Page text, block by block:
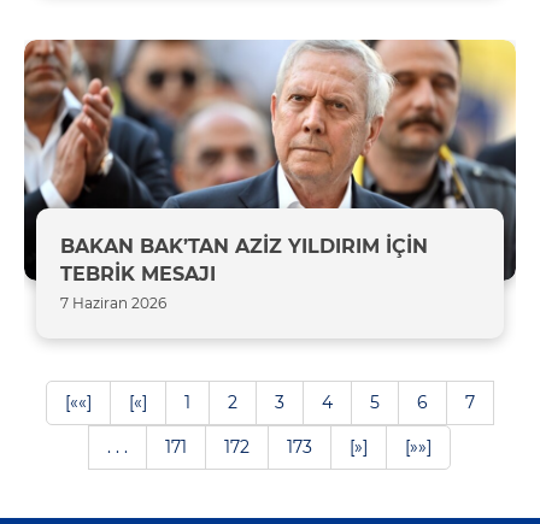
BAKAN BAK’TAN AZİZ YILDIRIM İÇİN
TEBRİK MESAJI
7 Haziran 2026
[««] [«] 1 2 3 4 5 6 7
. . . 171 172 173 [»] [»»]